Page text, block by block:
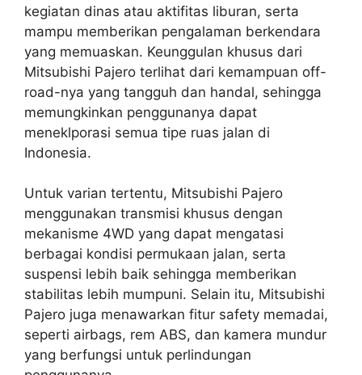
kegiatan dinas atau aktifitas liburan, serta
mampu memberikan pengalaman berkendara
yang memuaskan. Keunggulan khusus dari
Mitsubishi Pajero terlihat dari kemampuan off-
road-nya yang tangguh dan handal, sehingga
memungkinkan penggunanya dapat
meneklporasi semua tipe ruas jalan di
Indonesia.
Untuk varian tertentu, Mitsubishi Pajero
menggunakan transmisi khusus dengan
mekanisme 4WD yang dapat mengatasi
berbagai kondisi permukaan jalan, serta
suspensi lebih baik sehingga memberikan
stabilitas lebih mumpuni. Selain itu, Mitsubishi
Pajero juga menawarkan fitur safety memadai,
seperti airbags, rem ABS, dan kamera mundur
yang berfungsi untuk perlindungan